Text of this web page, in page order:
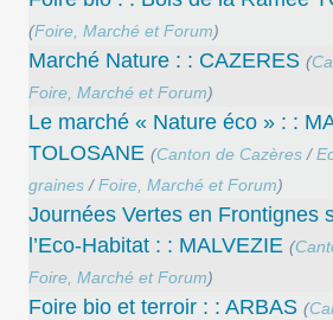
(Foire, Marché et Forum)
Marché Nature : : CAZERES (
Foire, Marché et Forum)
Le marché « Nature éco » : :
TOLOSANE (Canton de Cazères /
graines /Foire, Marché et Forum)
Journées Vertes en Frontignes
l’Eco-Habitat : : MALVEZIE (
Foire, Marché et Forum)
Foire bio et terroir : : ARBAS (